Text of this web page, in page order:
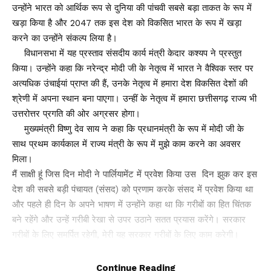
उन्होंने भारत को आर्थिक रूप से दुनिया की पांचवी सबसे बड़ा ताकत के रूप में
खड़ा किया है और 2047 तक इस देश को विकसित भारत के रूप में खड़ा
करने का उन्होंने संकल्प लिया है।
विधानसभा में यह प्रस्ताव संसदीय कार्य मंत्री केदार कश्यप ने प्रस्तुत
किया। उन्होंने कहा कि नरेन्द्र मोदी जी के नेतृत्व में भारत ने वैश्विक स्तर पर
अत्यधिक उंचाईयां प्राप्त की हैं, उनके नेतृत्व में हमारा देश विकसित देशों की
श्रेणी में अपना स्थान बना पाएगा। उन्हीं के नेतृत्व में हमारा छत्तीसगढ़ राज्य भी
उत्तरोत्तर प्रगति की ओर अग्रसर होगा।
मुख्यमंत्री विष्णु देव साय ने कहा कि प्रधानमंत्री के रूप में मोदी जी के
साथ प्रथम कार्यकाल में राज्य मंत्री के रूप में मुझे काम करने का अवसर
मिला।
मैं साक्षी हूं जिस दिन मोदी ने पार्लियामेंट में प्रवेश किया उस दिन झुक कर इस
देश की सबसे बड़ी पंचायत (संसद) को प्रणाम करके संसद में प्रवेश किया था
और पहले ही दिन के अपने भाषण में उन्होंने कहा था कि गरीबों का हित चिंतक
बने रहेंगे और उन्हें गरीबी रेखा से उपर उठाने सतत प्रयास करेंगे। सरकार
गरीबों के लिए समर्पित रहेगी, मेरी यह सरकार गरीबों के लिए काम करेगी।
की प्राचीर से स्वच्छ भारत मिशन की घोषणा की, तो कुछ लोग उपहास करते
Continue Reading